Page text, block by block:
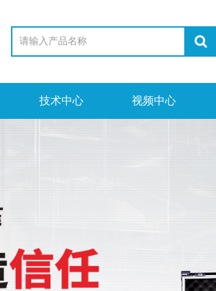
技术中心 视频中心